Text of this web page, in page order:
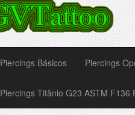
Piercings Básicos Piercings
Piercings Titânio G23 ASTM F136